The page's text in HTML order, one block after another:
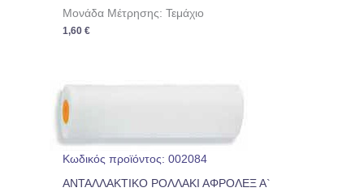
Μονάδα Μέτρησης: Τεμάχιο
1,60€
Κωδικός προϊόντος: 002084
ΑΝΤΑΛΛΑΚΤΙΚΟ ΡΟΛΛΑΚΙ ΑΦΡΟΛΕΞ Α`